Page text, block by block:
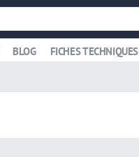
BLOG FICHES TECHNIQUES